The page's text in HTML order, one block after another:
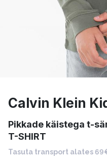
Calvin Klein
Pikkade käistega t-
T-SHIRT
Tasuta transport alates